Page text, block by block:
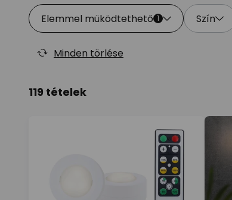
Elemmel müködtethető 1 Szín
Minden törlése
119 tételek